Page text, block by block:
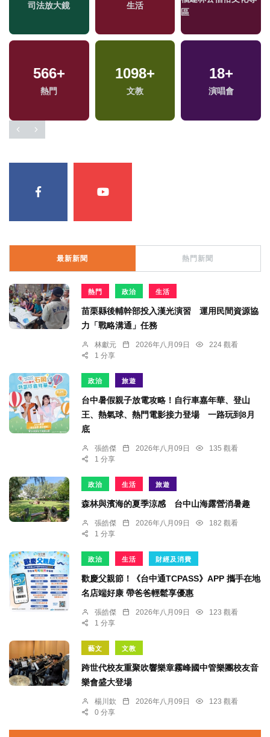
司法放大鏡 生活
區
566+
熱門
1098+
文教
18+
演唱會
社會 影視 2024總統大選
413+
藝文
273+
運動
928+
健康及醫療
最新新聞 熱門新聞
熱門 政治 生活
苗栗縣後輔幹部投入漢光演習 運用民間資源協
力「戰略溝通」任務
林獻元 2026年八月09日
224 觀看
1 分享
政治 旅遊
台中暑假親子放電攻略！自行車嘉年華、登山
王、熱氣球、熱門電影接力登場 一路玩到8月
底
張皓傑 2026年八月09日
135 觀看
1 分享
政治 生活 旅遊
森林與濱海的夏季涼感 台中山海露營消暑趣
張皓傑 2026年八月09日
182 觀看
1 分享
政治 生活 財經及消費
歡慶父親節！《台中通TCPASS》APP 攜手在地
名店端好康 帶爸爸輕鬆享優惠
張皓傑 2026年八月09日
123 觀看
1 分享
藝文 文教
跨世代校友重聚吹響樂章霧峰國中管樂團校友音
樂會盛大登場
楊川欽 2026年八月09日
123 觀看
0 分享